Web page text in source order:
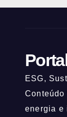
ESG,
Conteúdo
energia e